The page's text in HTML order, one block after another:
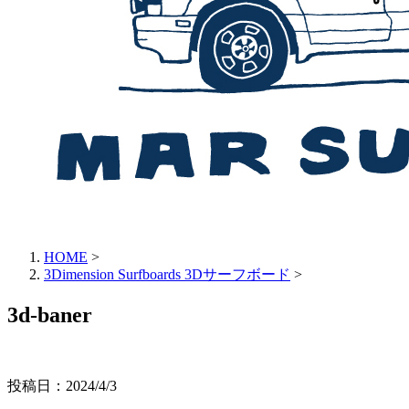
HOME >
3Dimension Surfboards 3Dサーフボード >
3d-baner
投稿日： 2024/4/3